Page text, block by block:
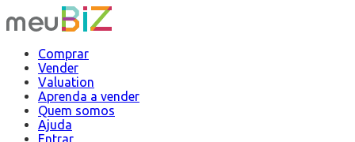
Comprar
Vender
Valuation
Aprenda a vender
Quem somos
Ajuda
Entrar